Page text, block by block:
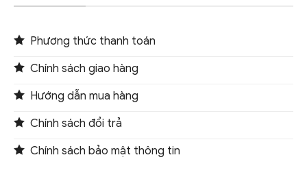
Phương thức thanh toán
Chính sách giao hàng
Hướng dẫn mua hàng
Chính sách đổi trả
Chính sách bảo mật thông tin